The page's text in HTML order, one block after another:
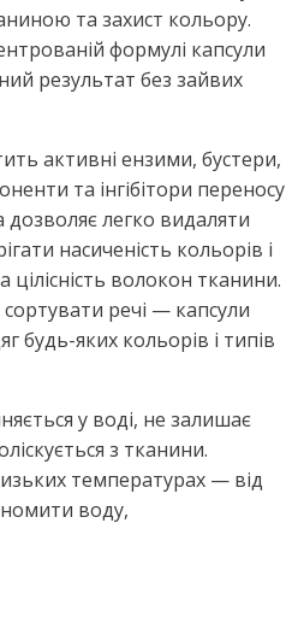
та захист кольору.
формулі капсули
результат без зайвих
активні ензими, бустери,
та інгібітори переносу
легко видаляти
насиченість кольорів і
цілісність волокон тканини.
речі — капсули
яких кольорів і типів
у воді, не залишає
з тканини.
температурах — від
воду,